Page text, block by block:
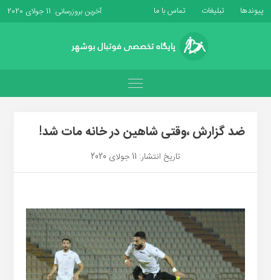
پیوندها تبلیغات تماس با ما آخرین بروزرسانی: 11 جولای 2020
ضد گزارش ،وقتی شاهین در خانه مات شد!
تاریخ انتشار: 11 جولای 2020